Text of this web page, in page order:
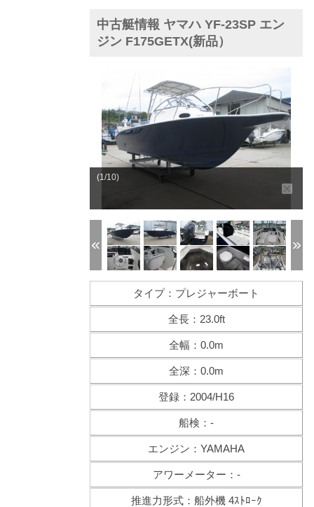
中古艇情報 ヤマハ YF-23SP エン
ジン F175GETX(新品）
(1/10)
タイプ：プレジャーボート
全長：23.0ft
全幅：0.0m
全深：0.0m
登録：2004/H16
船検：-
エンジン：YAMAHA
アワーメーター：-
推進力形式：船外機 4ｽﾄﾛｰｸ